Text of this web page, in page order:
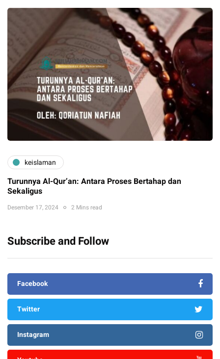
keislaman
Turunnya Al-Qur’an: Antara Proses Bertahap dan
Sekaligus
Desember 17, 2024 2 Mins read
Subscribe and Follow
Facebook
Twitter
Instagram